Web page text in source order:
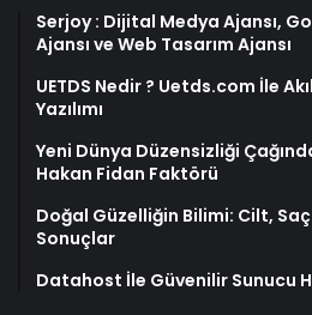
Serjoy : Dijital Medya Ajansı,
Ajansı ve Web Tasarım Ajansı
UETDS Nedir ? Uetds.com İle
Yazılımı
Yeni Dünya Düzensizliği
Hakan Fidan Faktörü
Doğal Güzelliğin Bilimi: Cilt,
Sonuçlar
Datahost İle Güvenilir Sunucu